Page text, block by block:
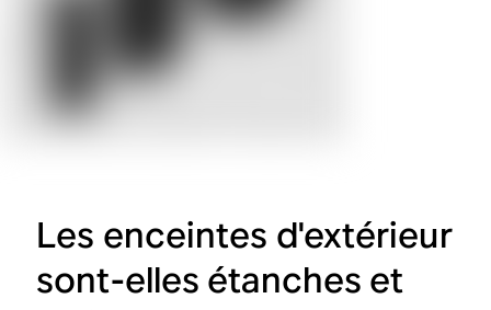
Les enceintes d'extérieur
sont-elles étanches et